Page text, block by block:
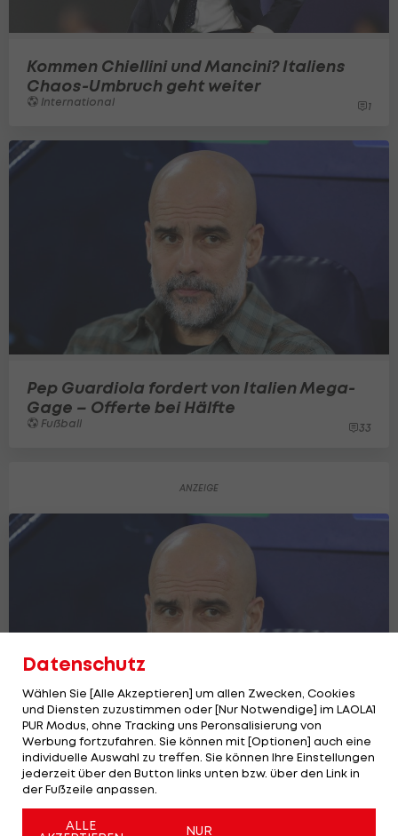
Kommen Chiellini und Mancini? Italiens
Chaos-Umbruch geht weiter
International 1
Pep Guardiola fordert von Italien Mega-
Gage – Offerte bei Hälfte
Fußball 33
Intensive Verhandlungen! Italien will
Guardiola als Cheftrainer
International
Datenschutz
Wählen Sie [Alle Akzeptieren] um allen Zwecken, Cookies
und Diensten zuzustimmen oder [Nur Notwendige] im LAOLA1
PUR Modus, ohne Tracking uns Peronsalisierung von
Werbung fortzufahren. Sie können mit [Optionen] auch eine
individuelle Auswahl zu treffen. Sie können Ihre Einstellungen
jederzeit über den Button links unten bzw. über den Link in
der Fußzeile anpassen.
ALLE
NUR